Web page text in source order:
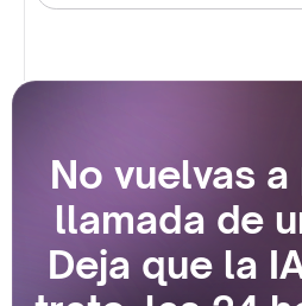
No vuelvas
llamada de
Deja que la